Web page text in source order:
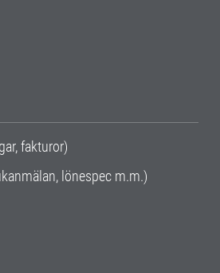
fakturor)
lönespec m.m.)